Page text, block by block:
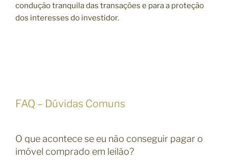
condução tranquila das transações e para a proteção
dos interesses do investidor.
FAQ – Dúvidas Comuns
O que acontece se eu não conseguir pagar o
imóvel comprado em leilão?